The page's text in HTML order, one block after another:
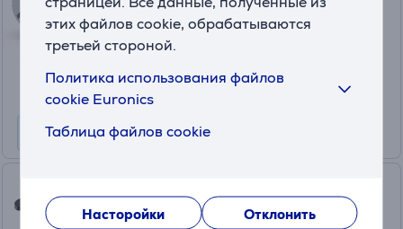
этих файлов cookie, обрабатываются
третьей стороной.
Политика использования файлов
cookie Euronics
Таблица файлов cookie
Насторойки
Отклонить
Цена:
29
нерж. сталь - Мороженица